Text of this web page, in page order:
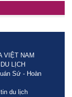
VIỆT NAM
LỊCH
Sứ - Hoàn
du lịch